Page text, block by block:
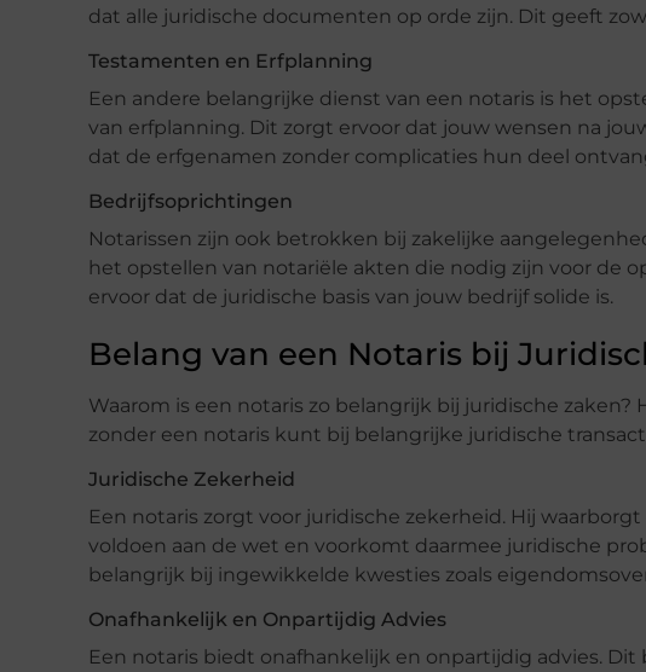
dat alle juridische documenten op orde zijn. Dit geeft
Testamenten en Erfplanning
Een andere belangrijke dienst van een notaris is het
van erfplanning. Dit zorgt ervoor dat jouw wensen na
dat de erfgenamen zonder complicaties hun deel
Bedrijfsoprichtingen
Notarissen zijn ook betrokken bij zakelijke
het opstellen van notariële akten die nodig zijn voor de
ervoor dat de juridische basis van jouw bedrijf solide is.
Belang van een Notaris bij
Waarom is een notaris zo belangrijk bij juridische
zonder een notaris kunt bij belangrijke juridische
Juridische Zekerheid
Een notaris zorgt voor juridische zekerheid. Hij
voldoen aan de wet en voorkomt daarmee juridische
belangrijk bij ingewikkelde kwesties zoals
Onafhankelijk en Onpartijdig Advies
Een notaris biedt onafhankelijk en onpartijdig advies.